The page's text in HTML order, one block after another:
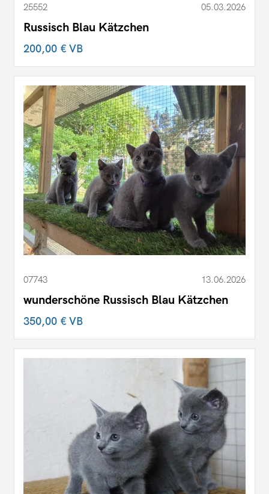
25552 05.03.2026
Russisch Blau Kätzchen
200,00 €VB
07743 13.06.2026
wunderschöne Russisch Blau Kätzchen
350,00 €VB